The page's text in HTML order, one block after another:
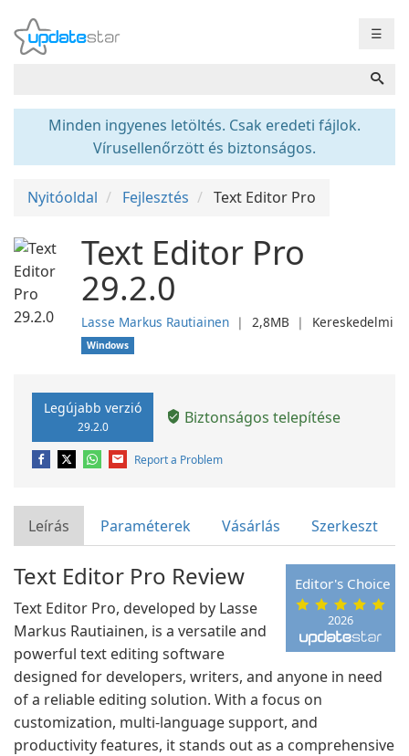
☰
Minden ingyenes letöltés. Csak eredeti fájlok.
Vírusellenőrzött és biztonságos.
Nyitóoldal Fejlesztés Text Editor Pro
Text Editor Pro
29.2.0
Lasse Markus Rautiainen ❘ 2,8MB ❘ Kereskedelmi
Windows
Legújabb verzió
29.2.0 Biztonságos telepítése
Report a Problem
Leírás Paraméterek Vásárlás Szerkeszt
2026
Editor's Choice
Text Editor Pro Review
Text Editor Pro, developed by Lasse
Markus Rautiainen, is a versatile and
powerful text editing software
designed for developers, writers, and anyone in need
of a reliable editing solution. With a focus on
customization, multi-language support, and
productivity features, it stands out as a comprehensive